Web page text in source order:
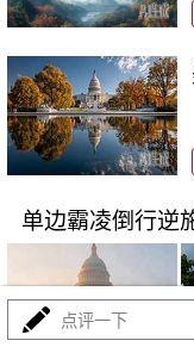
单边霸凌倒行逆
点评一下